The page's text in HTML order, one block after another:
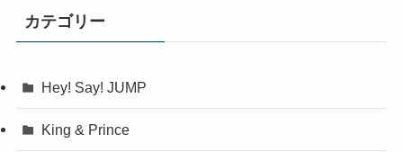
カテゴリー
Hey! Say! JUMP
King & Prince